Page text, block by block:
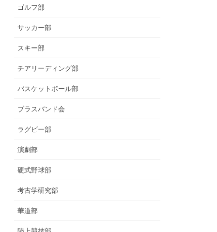
ゴルフ部
サッカー部
スキー部
チアリーディング部
バスケットボール部
ブラスバンド会
ラグビー部
演劇部
硬式野球部
考古学研究部
華道部